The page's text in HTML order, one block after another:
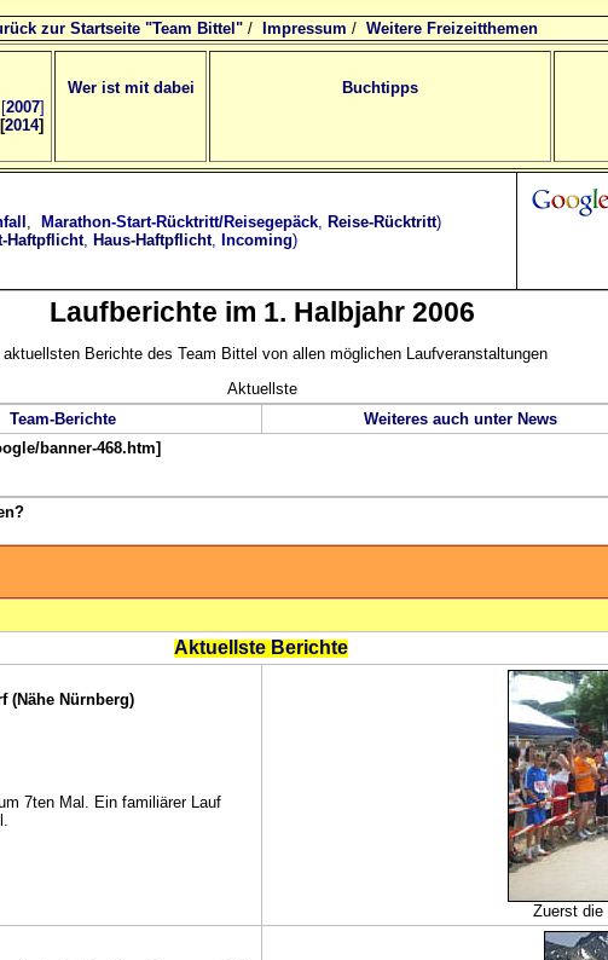
zur Startseite "Team Bittel"/ Impressum / Weitere Freizeitthemen
[2007]
2014]
Wer ist mit dabei Buchtipps
, Marathon-Start-Rücktritt/Reisegepäck, Reise-Rücktritt)
Haftpflicht, Haus-Haftpflicht, Incoming)
Laufberichte im 1. Halbjahr 2006
aktuellsten Berichte des Team Bittel von allen möglichen Laufveranstaltungen
Aktuellste
Team-Berichte Weiteres auch unter News
banner-468.htm]
Aktuellste Berichte
(Nähe Nürnberg)
7ten Mal. Ein familiärer Lauf
Zuerst die